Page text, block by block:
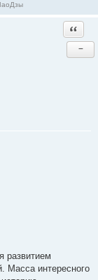
−
развитием
Масса интересного